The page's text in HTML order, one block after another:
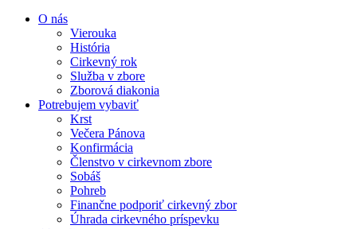
O nás
Vierouka
História
Cirkevný rok
Služba v zbore
Zborová diakonia
Potrebujem vybaviť
Krst
Večera Pánova
Konfirmácia
Členstvo v cirkevnom zbore
Sobáš
Pohreb
Finančne podporiť cirkevný zbor
Úhrada cirkevného príspevku